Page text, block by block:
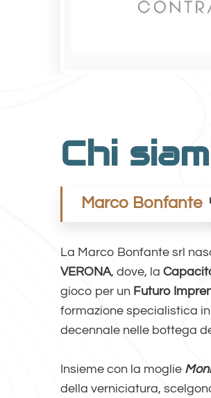
Chi
Marco Bonfante
La Marco Bonfante srl
VERONA, dove, la
gioco per un Futuro
formazione specialistica in
decennale nelle bottega
Insieme con la moglie
della verniciatura,